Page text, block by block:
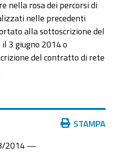
nella rosa dei percorsi di
nelle precedenti
alla sottoscrizione del
3 giugno 2014 o
del contratto di rete
STAMPA
2014 —